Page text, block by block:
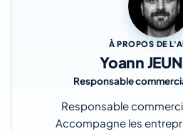
À PROPOS DE
Yoann
Responsable
Responsable
Accompagne les